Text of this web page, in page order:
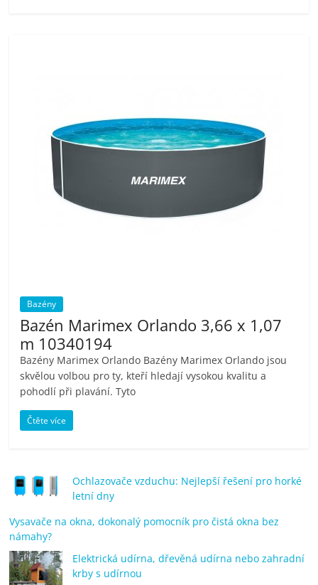
Bazény
Bazén Marimex Orlando 3,66 x 1,07
m 10340194
Bazény Marimex Orlando Bazény Marimex Orlando jsou
skvělou volbou pro ty, kteří hledají vysokou kvalitu a
pohodlí při plavání. Tyto
Čtěte více
Ochlazovače vzduchu: Nejlepší řešení pro horké
letní dny
Vysavače na okna, dokonalý pomocník pro čistá okna bez
námahy?
Elektrická udírna, dřevěná udírna nebo zahradní
krby s udírnou